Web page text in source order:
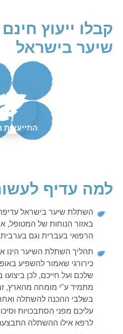
קבלו ייעוץ
שיער בישראל
התייעצות
למה עדיף
השתלת שיער בישראל
באזור הנוחות של המטופל,
הרפואי בעברית וגם בערבית
תהליך השתלת השיער הינו
כירורגי שאמור להשפיע
שלכם ועל חייכם, לכן
מתמיד ע"י מומחה מהארץ,
בשלבי ההכנה להשתלה
עליכם מפני הסתבכויות
לרפא אילו ההשתלה